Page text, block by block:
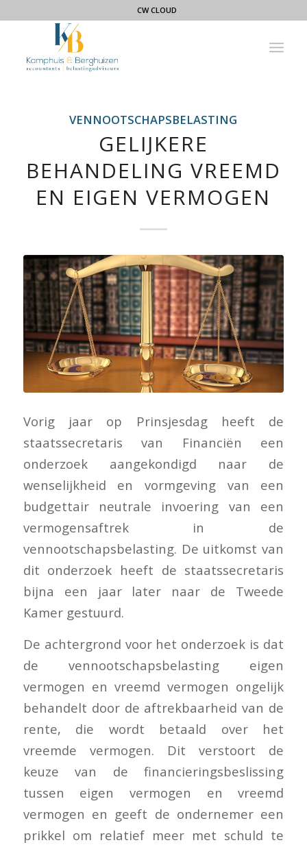
CW CLOUD
VENNOOTSCHAPSBELASTING
GELIJKERE
BEHANDELING VREEMD
EN EIGEN VERMOGEN
Vorig jaar op Prinsjesdag heeft de
staatssecretaris van Financiën een
onderzoek aangekondigd naar de
wenselijkheid en vormgeving van een
budgettair neutrale invoering van een
vermogensaftrek in de
vennootschapsbelasting. De uitkomst van
dit onderzoek heeft de staatssecretaris
bijna een jaar later naar de Tweede
Kamer gestuurd.
De achtergrond voor het onderzoek is dat
de vennootschapsbelasting eigen
vermogen en vreemd vermogen ongelijk
behandelt door de aftrekbaarheid van de
rente, die wordt betaald over het
vreemde vermogen. Dit verstoort de
keuze van de financieringsbeslissing
tussen eigen vermogen en vreemd
vermogen en geeft de ondernemer een
prikkel om relatief meer met schuld te